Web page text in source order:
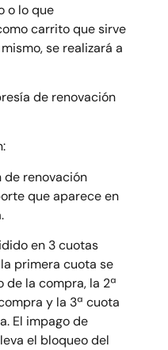
o lo que
carrito que sirve
se realizará a
de renovación
de renovación
que aparece en
en 3 cuotas
primera cuota se
de la compra, la 2ª
y la 3ª cuota
El impago de
el bloqueo del